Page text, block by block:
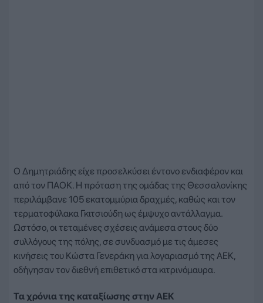
Ο Δημητριάδης είχε προσελκύσει έντονο ενδιαφέρον και
από τον ΠΑΟΚ. Η πρόταση της ομάδας της Θεσσαλονίκης
περιλάμβανε 105 εκατομμύρια δραχμές, καθώς και τον
τερματοφύλακα Γκιτσιούδη ως έμψυχο αντάλλαγμα.
Ωστόσο, οι τεταμένες σχέσεις ανάμεσα στους δύο
συλλόγους της πόλης, σε συνδυασμό με τις άμεσες
κινήσεις του Κώστα Γενεράκη για λογαριασμό της ΑΕΚ,
οδήγησαν τον διεθνή επιθετικό στα κιτρινόμαυρα.
Τα χρόνια της καταξίωσης στην ΑΕΚ